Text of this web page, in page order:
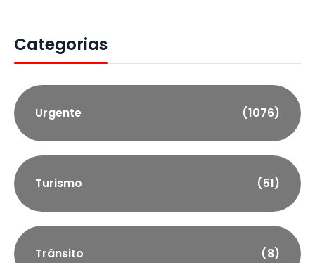
Categorias
Urgente (1076)
Turismo (51)
Trânsito (8)